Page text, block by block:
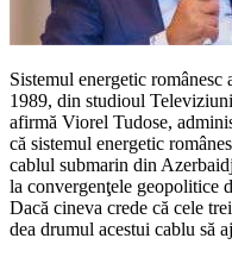
Sistemul energetic românesc
1989, din studioul
afirmă Viorel Tudose,
că sistemul energetic
cablul submarin din
la convergenţele geopolitice
Dacă cineva crede că cele
dea drumul acestui cablu să